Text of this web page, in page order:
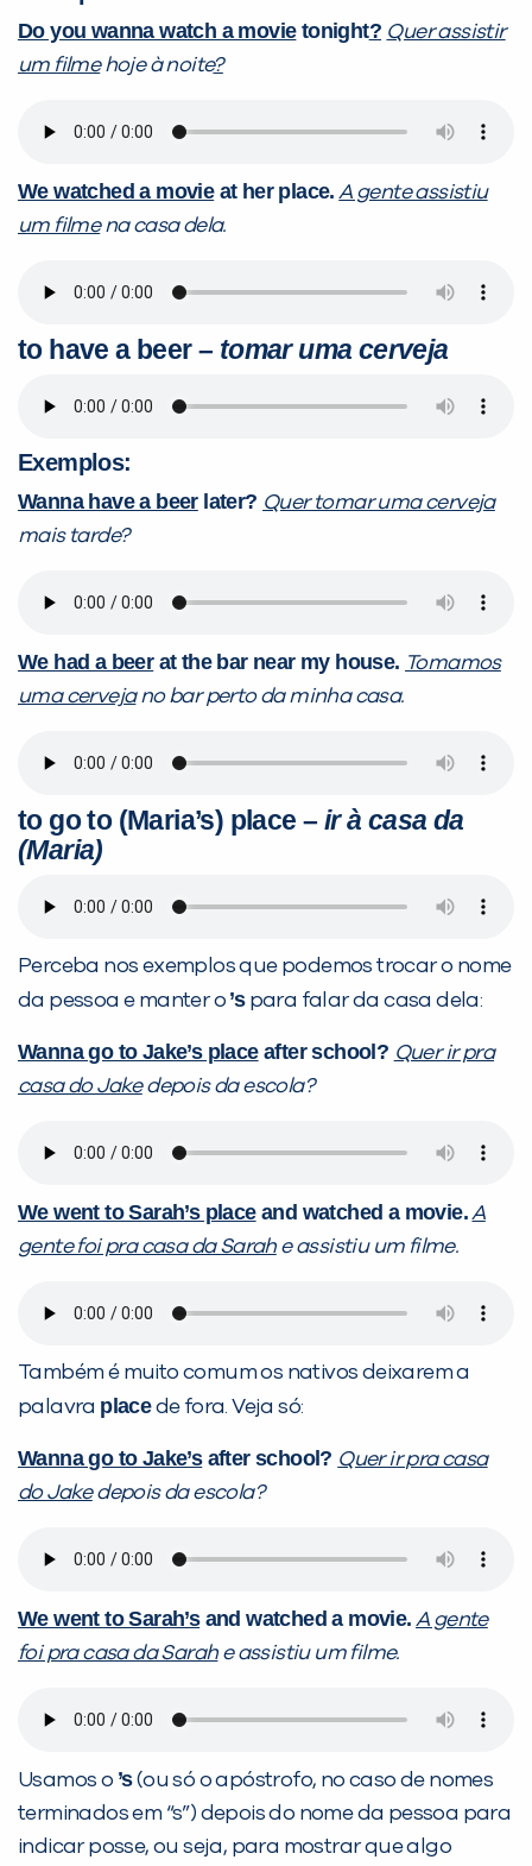
Do you wanna watch a movietonight? Quer assistir
um filmehoje à noite?
We watched a movieat her place. A gente assistiu
um filmena casa dela.
to have a beer– tomar uma cerveja
Exemplos:
Wanna have a beerlater? Quer tomar uma cerveja
mais tarde?
We had a beerat the bar near my house. Tomamos
uma cervejano bar perto da minha casa.
to go to (Maria’s) place – ir à casa da
(Maria)
Perceba nos exemplos que podemos trocar o nome
da pessoa e manter o ’spara falar da casa dela:
Wanna go to Jake’s placeafter school? Quer ir pra
casa do Jakedepois da escola?
We went to Sarah’s placeand watched a movie.A
gente foi pra casa da Sarahe assistiu um filme.
Também é muito comum os nativos deixarem a
palavra placede fora. Veja só:
Wanna go to Jake’safter school? Quer ir pra casa
do Jakedepois da escola?
We went to Sarah’sand watched a movie. A gente
foi pra casa da Sarahe assistiu um filme.
Usamos o ’s(ou só o apóstrofo, no caso de nomes
terminados em “s”) depois do nome da pessoa para
indicar posse, ou seja, para mostrar que algo